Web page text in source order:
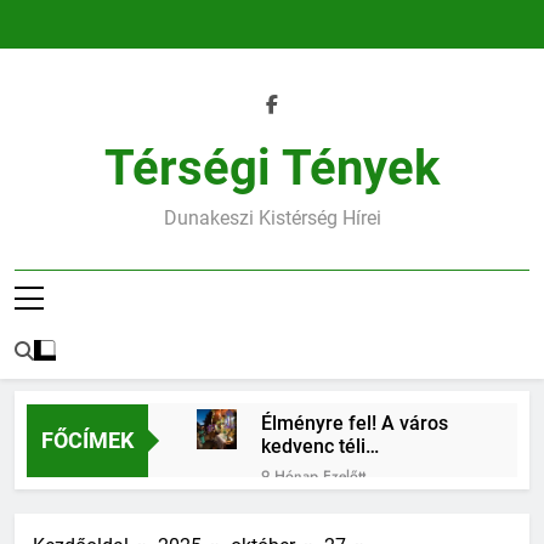
Térségi Tények
Dunakeszi Kistérség Hírei
FŐCÍMEK
Élményre fel! A város
kedvenc téli
találkozóhelye vár rád
9 Hónap Ezelőtt
9 Hónap Ezelőtt